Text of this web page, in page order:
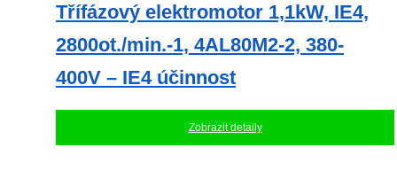
Třífázový elektromotor 1,1kW, IE4,
2800ot./min.-1, 4AL80M2-2, 380-
400V – IE4 účinnost
Zobrazit detaily